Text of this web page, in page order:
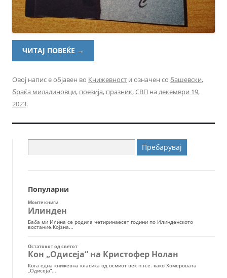
ЧИТАЈ ПОВЕЌЕ →
Овој напис е објавен во Книжевност и означен со башевски,
браќа миладиновци, поезија, празник,СВП на декември 19,
2023.
за:
Популарни